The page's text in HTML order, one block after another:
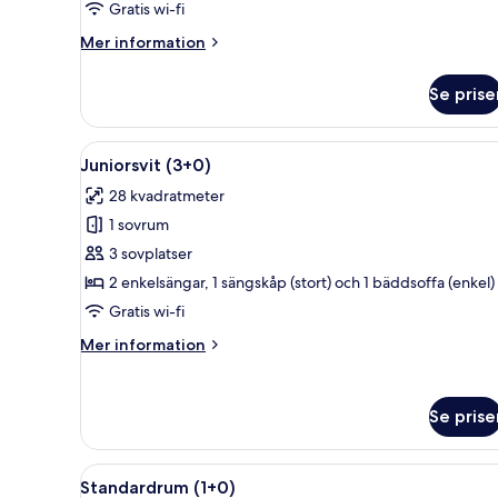
Gratis wi-fi
Mer information
Mer
(4+0)
Se
Öppna
alla
foton
för
Juniorsvit
(3+0)
En balkong med utsikt över
13
Juniorsvit (3+0)
28 kvadratmeter
1 sovrum
3 sovplatser
2 enkelsängar, 1 sängskåp (stort) och 1 bäddsoffa (enkel)
Gratis wi-fi
Mer information
Mer
Se
Öppna
Ett hotellrum med en stor
2
Standardrum (1+0)